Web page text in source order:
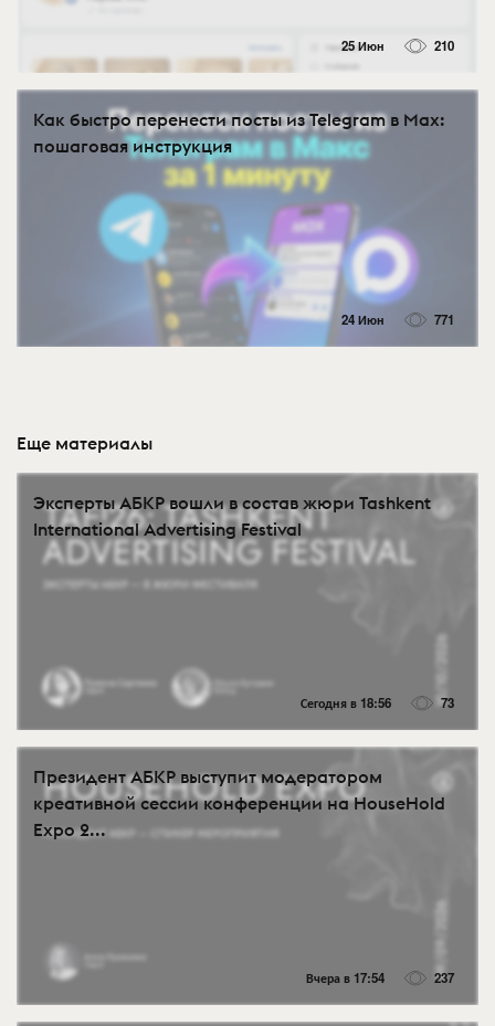
25 Июн 210
Как быстро перенести посты из Telegram в Max:
пошаговая инструкция
24 Июн 771
Еще материалы
Эксперты АБКР вошли в состав жюри Tashkent
International Advertising Festival
Сегодня в 18:56 73
Президент АБКР выступит модератором
креативной сессии конференции на HouseHold
Expo 2...
Вчера в 17:54 237